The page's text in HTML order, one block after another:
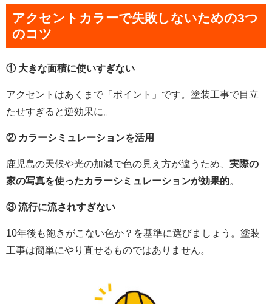
アクセントカラーで失敗しないための3つ
のコツ
① 大きな面積に使いすぎない
アクセントはあくまで「ポイント」です。塗装工事で目立
たせすぎると逆効果に。
② カラーシミュレーションを活用
鹿児島の天候や光の加減で色の見え方が違うため、 実際の
家の写真を使ったカラーシミュレーションが効果的。
③ 流行に流されすぎない
10年後も飽きがこない色か？を基準に選びましょう。塗装
工事は簡単にやり直せるものではありません。